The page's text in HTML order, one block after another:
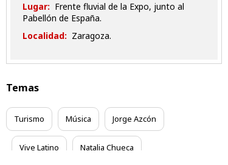
Lugar: Frente fluvial de la Expo, junto al
Pabellón de España.
Localidad: Zaragoza.
Temas
Turismo Música Jorge Azcón
Vive Latino Natalia Chueca